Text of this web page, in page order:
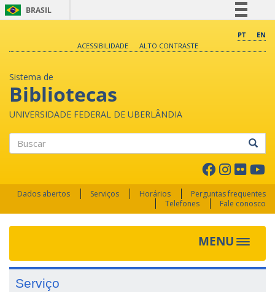
BRASIL
Comunica BR
PT
EN
ACESSIBILIDADE
ALTO CONTRASTE
Sistema de
Bibliotecas
UNIVERSIDADE FEDERAL DE UBERLÂNDIA
Dados abertos Serviços Horários
Perguntas frequentes
Telefones
Fale conosco
MENU Toggle
Serviço